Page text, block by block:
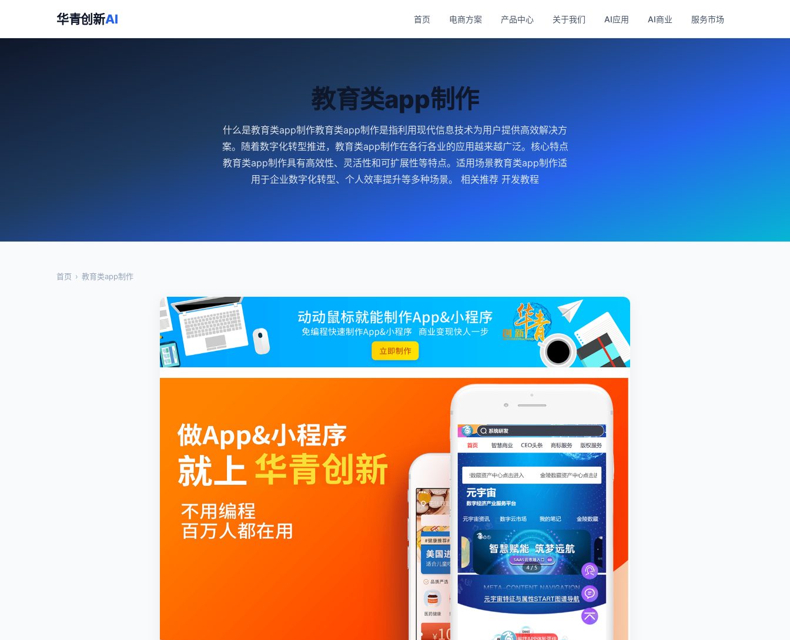
华青创新AI 首页 电商方案 产品中心 关于我们 AI应用 AI商业 服务市场
教育类app制作
什么是教育类app制作教育类app制作是指利用现代信息技术为用户提供高效解决方
案。随着数字化转型推进，教育类app制作在各行各业的应用越来越广泛。核心特点
教育类app制作具有高效性、灵活性和可扩展性等特点。适用场景教育类app制作适
用于企业数字化转型、个人效率提升等多种场景。 相关推荐 开发教程
首页 › 教育类app制作